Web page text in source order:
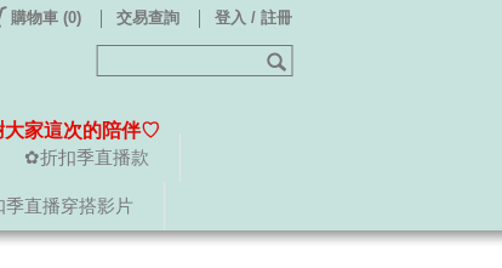
✿折扣季直播款
季直播穿搭影片
購物車 (0) 交易查詢 登入 / 註冊
大家這次的陪伴♡